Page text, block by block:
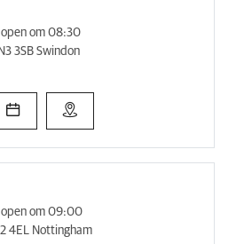
open om 08:30
3SB Swindon
open om 09:00
4EL Nottingham